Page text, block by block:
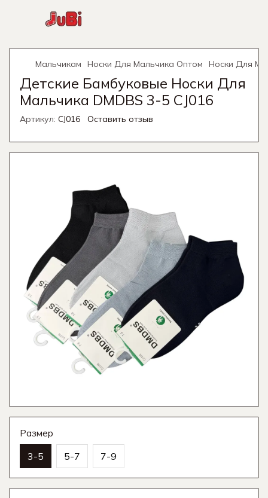
Мальчикам Носки Для Мальчика Оптом Носки Для
Детские Бамбуковые Носки Для
Мальчика DMDBS 3-5 CJ016
Артикул: CJ016 Оставить отзыв
Размер
3-5 5-7 7-9